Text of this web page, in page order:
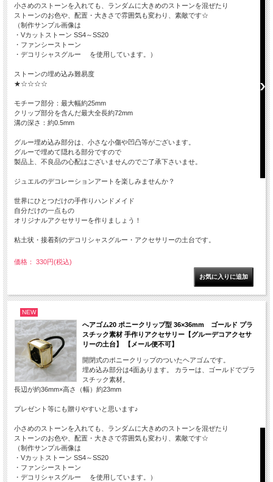
小さめのストーンを入れても、ランダムに大きめのストーンを混ぜたり
ストーンのお色や、配置・大きさで雰囲気も変わり、素敵です☆
（制作サンプル画像は
・Vカットストーン SS4～SS20
・ファンシーストーン
・デコリシャスグルー を使用しています。）
ストーンの埋め込み難易度
★☆☆☆☆
モチーフ部分：最大幅約25mm
クリップ部分を含んだ最大全長約72mm
溝の深さ：約0.5mm
グルー埋め込み部分は、小さな小傷や凹凸等がございます。
グルーで埋めて隠れる部分ですので
製品上、不良品の心配はございませんのでご了承下さいませ。
ジュエルのデコレーションアートを楽しみませんか？
世界にひとつだけの手作りハンドメイド
自分だけの一点もの
オリジナルアクセサリーを作りましょう！
粘土状・接着剤のデコリシャスグルー・アクセサリーの土台です。
価格： 330円(税込)
NEW
へアゴム20 ポニークリップ型 36×36mm ゴールド プラ
スチック素材 手作りアクセサリー【グルーデコアクセサ
リーの土台】 【メール便不可】
開閉式のポニークリップのついたヘアゴムです。
埋め込み部分は4面あります。 カラーは、ゴールドでプラ
スチック素材。
長辺が約36mm×高さ（幅）約23mm
プレゼント等にも贈りやすいと思います♪
小さめのストーンを入れても、ランダムに大きめのストーンを混ぜたり
ストーンのお色や、配置・大きさで雰囲気も変わり、素敵です☆
（制作サンプル画像は
・Vカットストーン SS4～SS20
・ファンシーストーン
・デコリシャスグルー を使用しています。）